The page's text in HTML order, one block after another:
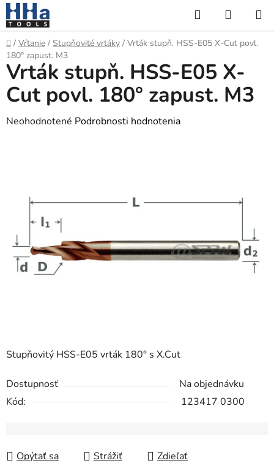
Prejsť
na
obsah
Hľadať
KOŠÍK
Domov
/ Vŕtanie / Stupňovité vrtáky / Vrták stupň. HSS-E05 X-Cut povl.
180° zapust. M3
Stupňovitý HSS-E05 vrták 180° s X.Cut
Dostupnosť
Na objednávku
Kód:
123417 0300
Opýtať sa Strážiť Zdieľať
Vrták stupň. HSS-E05 X-
Cut povl. 180° zapust. M3
Priemerné
hviezdičiek.
Neohodnotené Podrobnosti hodnotenia